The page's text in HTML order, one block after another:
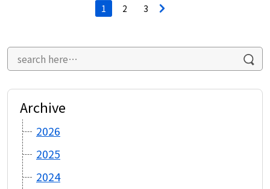
ー
ョ
1 2 3
Archive
2026
2025
2024